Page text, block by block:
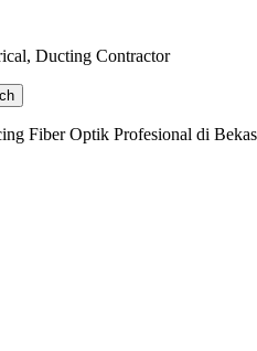
Ducting Contractor
Fiber Optik Profesional di